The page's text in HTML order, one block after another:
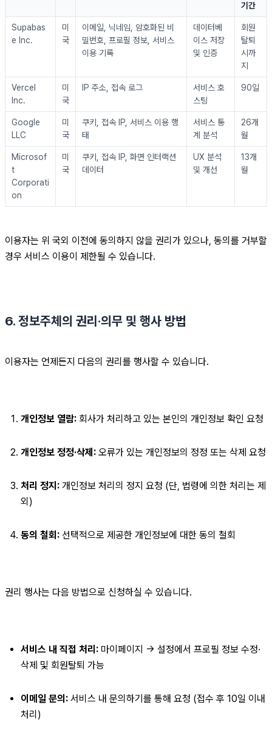
기간
Supabas
e Inc.
미
국
이메일, 닉네임, 암호화된 비
밀번호, 프로필 정보, 서비스
이용 기록
데이터베
이스 저장
및 인증
회원
탈퇴
시까
지
Vercel
Inc.
미
국
IP 주소, 접속 로그
서비스 호
스팅
90일
Google
LLC
미
국
쿠키, 접속 IP, 서비스 이용 행
태
서비스 통
계 분석
26개
월
Microsof
t
Corporati
on
미
국
쿠키, 접속 IP, 화면 인터랙션
데이터
UX 분석
및 개선
13개
월
이용자는 위 국외 이전에 동의하지 않을 권리가 있으나, 동의를 거부할
경우 서비스 이용이 제한될 수 있습니다.
6. 정보주체의 권리·의무 및 행사 방법
이용자는 언제든지 다음의 권리를 행사할 수 있습니다.
개인정보 열람: 회사가 처리하고 있는 본인의 개인정보 확인 요청
개인정보 정정·삭제: 오류가 있는 개인정보의 정정 또는 삭제 요청
처리 정지: 개인정보 처리의 정지 요청 (단, 법령에 의한 처리는 제
외)
동의 철회: 선택적으로 제공한 개인정보에 대한 동의 철회
권리 행사는 다음 방법으로 신청하실 수 있습니다.
서비스 내 직접 처리: 마이페이지 → 설정에서 프로필 정보 수정·
삭제 및 회원탈퇴 가능
이메일 문의: 서비스 내 문의하기를 통해 요청 (접수 후 10일 이내
처리)